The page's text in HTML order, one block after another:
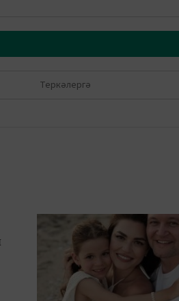
Теркәлергә